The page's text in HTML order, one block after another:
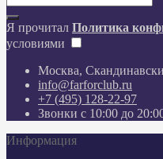
Я прочитал Политика
условиями
Москва,
info@farforclub.ru
+7 (495) 128-22-97
Звонки c 10:00 до
Информация